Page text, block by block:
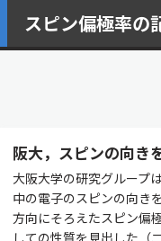
スピン偏極率の
阪大，スピンの向き
大阪大学の研究グループ
中の電子のスピンの向き
方向にそろえたスピン偏
しての性質を見出した（